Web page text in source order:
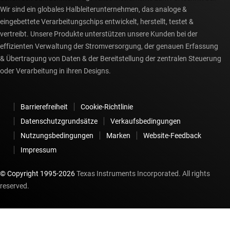
Wir sind ein globales Halbleiterunternehmen, das analoge &
eingebettete Verarbeitungschips entwickelt, herstellt, testet &
vertreibt. Unsere Produkte unterstützen unsere Kunden bei der
effizienten Verwaltung der Stromversorgung, der genauen Erfassung
& Übertragung von Daten & der Bereitstellung der zentralen Steuerung
oder Verarbeitung in ihren Designs.
Barrierefreiheit
Cookie-Richtlinie
Datenschutzgrundsätze
Verkaufsbedingungen
Nutzungsbedingungen
Marken
Website-Feedback
Impressum
© Copyright 1995-2026Texas Instruments Incorporated. All rights
reserved.